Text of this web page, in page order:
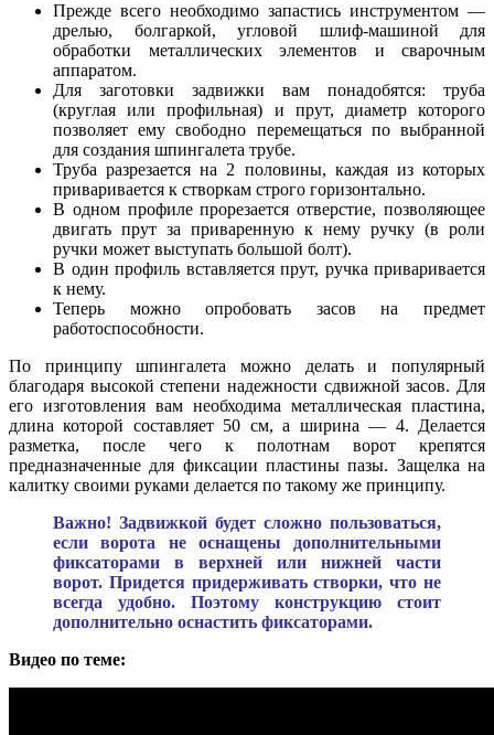
Прежде всего необходимо запастись инструментом —
дрелью, болгаркой, угловой шлиф-машиной для
обработки металлических элементов и сварочным
аппаратом.
Для заготовки задвижки вам понадобятся: труба
(круглая или профильная) и прут, диаметр которого
позволяет ему свободно перемещаться по выбранной
для создания шпингалета трубе.
Труба разрезается на 2 половины, каждая из которых
приваривается к створкам строго горизонтально.
В одном профиле прорезается отверстие, позволяющее
двигать прут за приваренную к нему ручку (в роли
ручки может выступать большой болт).
В один профиль вставляется прут, ручка приваривается
к нему.
Теперь можно опробовать засов на предмет
работоспособности.
По принципу шпингалета можно делать и популярный
благодаря высокой степени надежности сдвижной засов. Для
его изготовления вам необходима металлическая пластина,
длина которой составляет 50 см, а ширина — 4. Делается
разметка, после чего к полотнам ворот крепятся
предназначенные для фиксации пластины пазы. Защелка на
калитку своими руками делается по такому же принципу.
Важно! Задвижкой будет сложно пользоваться,
если ворота не оснащены дополнительными
фиксаторами в верхней или нижней части
ворот. Придется придерживать створки, что не
всегда удобно. Поэтому конструкцию стоит
дополнительно оснастить фиксаторами.
Видео по теме: